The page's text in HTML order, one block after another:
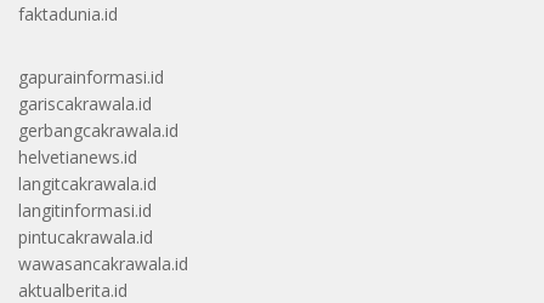
faktadunia.id
gapurainformasi.id
gariscakrawala.id
gerbangcakrawala.id
helvetianews.id
langitcakrawala.id
langitinformasi.id
pintucakrawala.id
wawasancakrawala.id
aktualberita.id